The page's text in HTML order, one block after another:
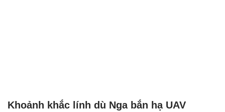
Khoảnh khắc lính dù Nga bắn hạ UAV